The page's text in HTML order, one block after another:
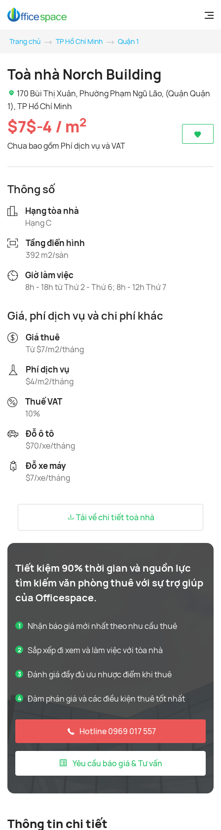
Trang chủ TP Hồ Chí Minh Quận 1
Toà nhà Norch Building
170 Bùi Thị Xuân, Phường Phạm Ngũ Lão, (Quận Quận
1), TP Hồ Chí Minh
$7$-4 / m2
Chưa bao gồm Phí dịch vụ và VAT
Thông số
Hạng tòa nhà
Hạng C
Tầng điển hình
392 m2/sàn
Giờ làm việc
8h - 18h từ Thứ 2 - Thứ 6; 8h - 12h Thứ 7
Giá, phí dịch vụ và chi phí khác
Giá thuê
Từ $7/m2/tháng
Phí dịch vụ
$4/m2/tháng
Thuế VAT
10%
Đỗ ô tô
$70/xe/tháng
Đỗ xe máy
$7/xe/tháng
Tải về chi tiết toà nhà
Tiết kiệm 90% thời gian và nguồn lực
tìm kiếm văn phòng thuê với sự trợ giúp
của Officespace.
Nhận báo giá mới nhất theo nhu cầu thuê
Sắp xếp đi xem và làm việc với tòa nhà
Đánh giá đầy đủ ưu nhược điểm khi thuê
Đàm phán giá và các điều kiện thuê tốt nhất
Hotline 0969 017 557
Yêu cầu báo giá & Tư vấn
Thông tin chi tiết